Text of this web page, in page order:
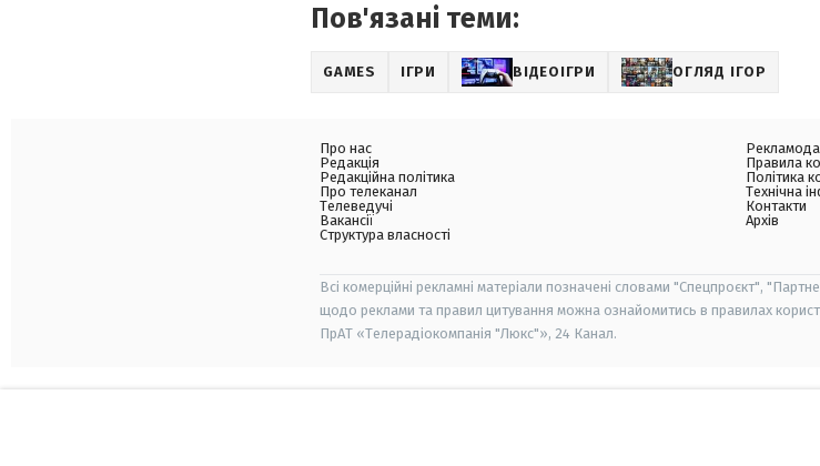
Пов'язані теми:
GAMES ІГРИ ВІДЕОІГРИ ОГЛЯД ІГОР
Про нас
Редакція
Редакційна політика
Про телеканал
Телеведучі
Вакансії
Структура власності
Правила
Політика
Технічна
Контакти
Архів
Всі комерційні рекламні матеріали позначені словами "Спецпроєкт",
щодо реклами та правил цитування можна ознайомитись в правилах
ПрАТ «Телерадіокомпанія "Люкс"», 24 Канал.